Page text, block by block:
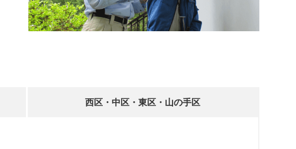
西区・中区・東区・山の手区